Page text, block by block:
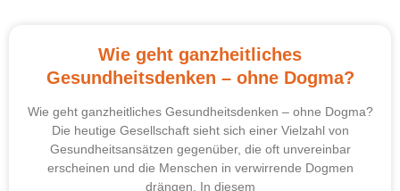
Wie geht ganzheitliches
Gesundheitsdenken – ohne Dogma?
Wie geht ganzheitliches Gesundheitsdenken – ohne Dogma?
Die heutige Gesellschaft sieht sich einer Vielzahl von
Gesundheitsansätzen gegenüber, die oft unvereinbar
erscheinen und die Menschen in verwirrende Dogmen
drängen. In diesem